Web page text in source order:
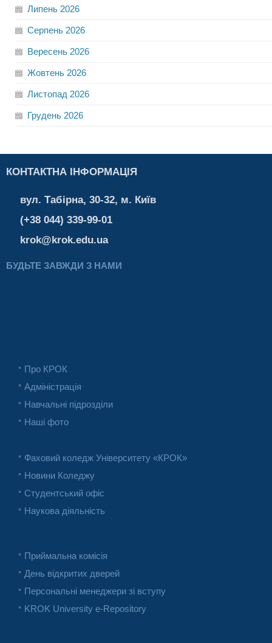
Липень 2026
Серпень 2026
Вересень 2026
Жовтень 2026
Листопад 2026
Грудень 2026
КОНТАКТНА ІНФОРМАЦІЯ
вул. Табірна, 30-32, м. Київ
(+38 044) 339-99-01
krok@krok.edu.ua
БУДЬТЕ ЗАВЖДИ З НАМИ
Про КРОК
Адміністрація
Навчальні підрозділи
Наші фото
Фаховий коледж Університету «КРОК»
Новини Коледжу
Студентський офіс
Наукова діяльність
Приймальна комісія
День відкритих дверей
Персональні менеджери зі вступу
KROK University e-Repository